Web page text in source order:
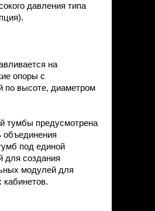
давления типа
на
опоры с
по высоте, диаметром
тумбы предусмотрена
объединения
под единой
для создания
модулей для
кабинетов.